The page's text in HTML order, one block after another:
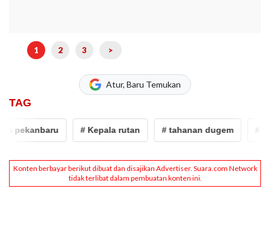
1 2 3 >
Atur, Baru Temukan
TAG
# Kepala rutan # tahanan dugem #